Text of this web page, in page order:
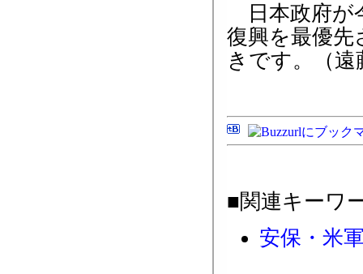
日本政府が
復興を最優先
きです。（遠
■関連キーワ
安保・米